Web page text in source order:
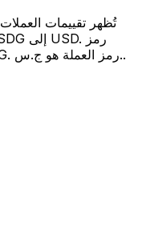
تُظهر تقييمات
العملة لـ عملات الجنيه السوداني هو SDG. رمز العملة هو ج.س..